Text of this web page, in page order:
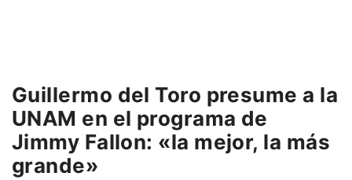
Guillermo del Toro presume a la
UNAM en el programa de
Jimmy Fallon: «la mejor, la más
grande»